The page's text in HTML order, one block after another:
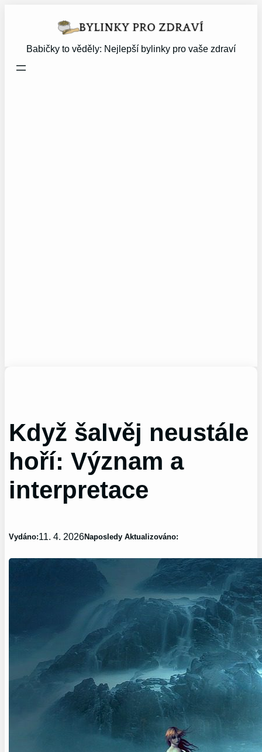
Babičky to věděly: Nejlepší bylinky pro vaše zdraví
Když šalvěj neustále
hoří: Význam a
interpretace
Vydáno:11. 4. 2026Naposledy Aktualizováno: